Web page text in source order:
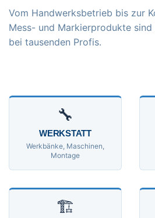
Vom Handwerksbetrieb bis zur
Mess- und Markierprodukte
bei tausenden Profis.
🔧
WERKSTATT
Werkbänke, Maschinen,
Montage
🏗